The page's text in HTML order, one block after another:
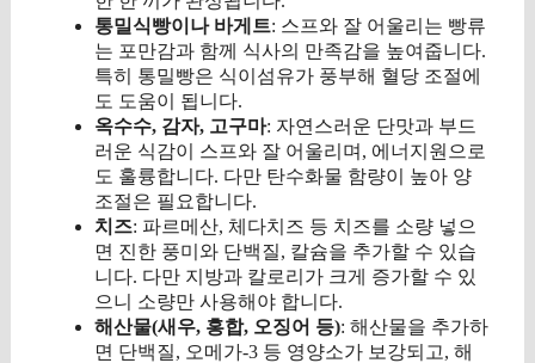
통밀식빵이나 바게트: 스프와 잘 어울리는 빵류
는 포만감과 함께 식사의 만족감을 높여줍니다.
특히 통밀빵은 식이섬유가 풍부해 혈당 조절에
도 도움이 됩니다.
옥수수, 감자, 고구마: 자연스러운 단맛과 부드
러운 식감이 스프와 잘 어울리며, 에너지원으로
도 훌륭합니다. 다만 탄수화물 함량이 높아 양
조절은 필요합니다.
치즈: 파르메산, 체다치즈 등 치즈를 소량 넣으
면 진한 풍미와 단백질, 칼슘을 추가할 수 있습
니다. 다만 지방과 칼로리가 크게 증가할 수 있
으니 소량만 사용해야 합니다.
해산물(새우, 홍합, 오징어 등): 해산물을 추가하
면 단백질, 오메가-3 등 영양소가 보강되고, 해